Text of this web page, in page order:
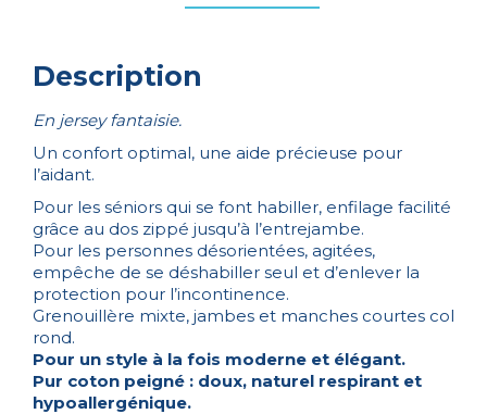
Description
En jersey fantaisie.
Un confort optimal, une aide précieuse pour
l’aidant.
Pour les séniors qui se font habiller, enfilage facilité
grâce au dos zippé jusqu’à l’entrejambe.
Pour les personnes désorientées, agitées,
empêche de se déshabiller seul et d’enlever la
protection pour l’incontinence.
Grenouillère mixte, jambes et manches courtes col
rond.
Pour un style à la fois moderne et élégant.
Pur coton peigné : doux, naturel respirant et
hypoallergénique.